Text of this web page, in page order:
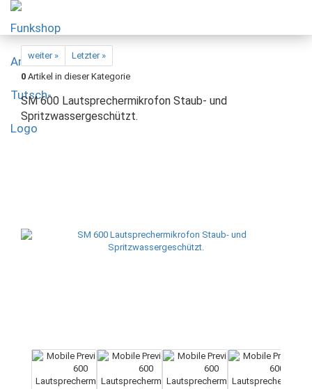
weiter »
Letzter »
0 Artikel in dieser Kategorie
SM 600 Lautsprechermikrofon Staub- und
Spritzwassergeschützt.